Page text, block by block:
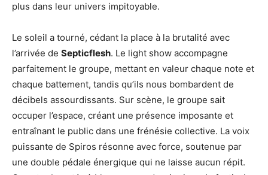
plus dans leur univers impitoyable.
Le soleil a tourné, cédant la place à la brutalité avec
l’arrivée de Septicflesh. Le light show accompagne
parfaitement le groupe, mettant en valeur chaque note et
chaque battement, tandis qu’ils nous bombardent de
décibels assourdissants. Sur scène, le groupe sait
occuper l’espace, créant une présence imposante et
entraînant le public dans une frénésie collective. La voix
puissante de Spiros résonne avec force, soutenue par
une double pédale énergique qui ne laisse aucun répit.